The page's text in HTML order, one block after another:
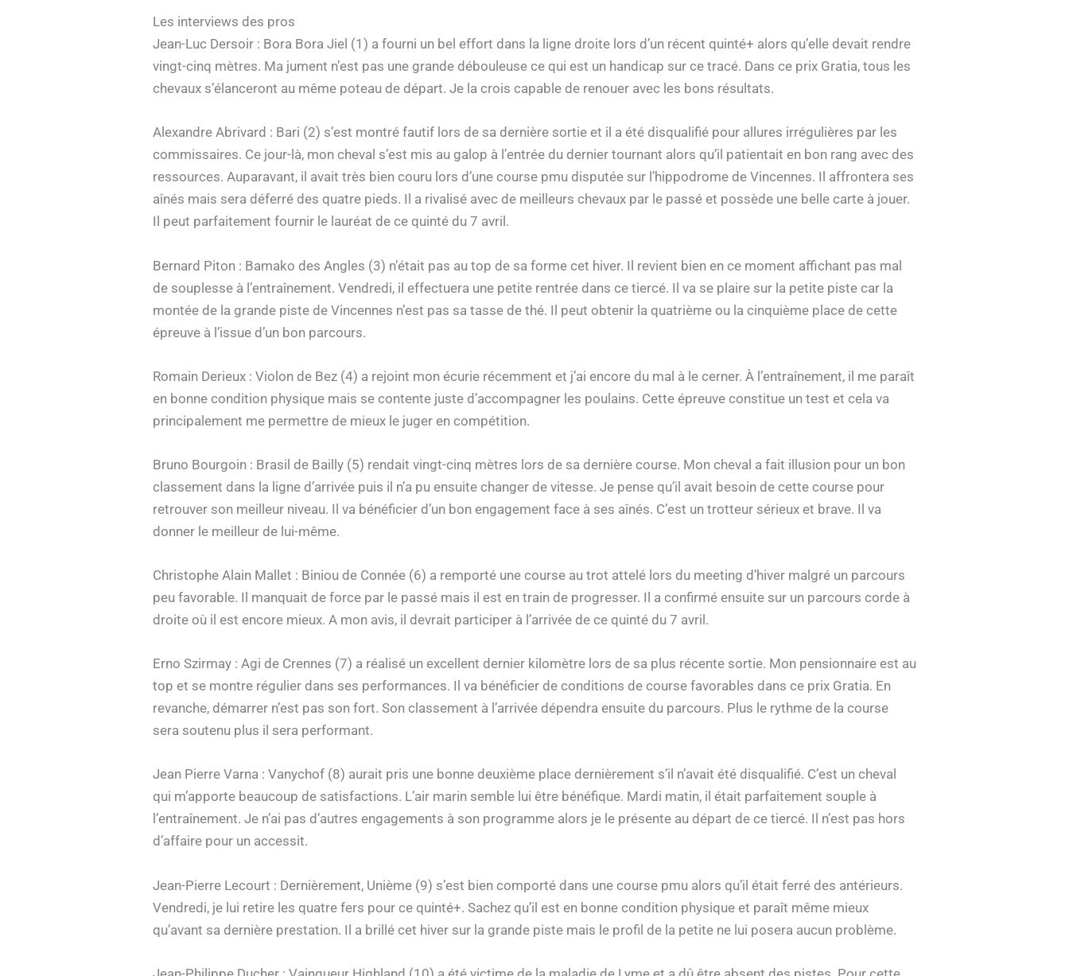
Les interviews des pros
Jean-Luc Dersoir : Bora Bora Jiel (1) a fourni un bel effort dans la ligne droite lors d’un récent quinté+ alors qu’elle devait rendre
vingt-cinq mètres. Ma jument n’est pas une grande débouleuse ce qui est un handicap sur ce tracé. Dans ce prix Gratia, tous les
chevaux s’élanceront au même poteau de départ. Je la crois capable de renouer avec les bons résultats.
Alexandre Abrivard : Bari (2) s’est montré fautif lors de sa dernière sortie et il a été disqualifié pour allures irrégulières par les
commissaires. Ce jour-là, mon cheval s’est mis au galop à l’entrée du dernier tournant alors qu’il patientait en bon rang avec des
ressources. Auparavant, il avait très bien couru lors d’une course pmu disputée sur l’hippodrome de Vincennes. Il affrontera ses
aînés mais sera déferré des quatre pieds. Il a rivalisé avec de meilleurs chevaux par le passé et possède une belle carte à jouer.
Il peut parfaitement fournir le lauréat de ce quinté du 7 avril.
Bernard Piton : Bamako des Angles (3) n’était pas au top de sa forme cet hiver. Il revient bien en ce moment affichant pas mal
de souplesse à l’entraînement. Vendredi, il effectuera une petite rentrée dans ce tiercé. Il va se plaire sur la petite piste car la
montée de la grande piste de Vincennes n’est pas sa tasse de thé. Il peut obtenir la quatrième ou la cinquième place de cette
épreuve à l’issue d’un bon parcours.
Romain Derieux : Violon de Bez (4) a rejoint mon écurie récemment et j’ai encore du mal à le cerner. À l’entraînement, il me paraît
en bonne condition physique mais se contente juste d’accompagner les poulains. Cette épreuve constitue un test et cela va
principalement me permettre de mieux le juger en compétition.
Bruno Bourgoin : Brasil de Bailly (5) rendait vingt-cinq mètres lors de sa dernière course. Mon cheval a fait illusion pour un bon
classement dans la ligne d’arrivée puis il n’a pu ensuite changer de vitesse. Je pense qu’il avait besoin de cette course pour
retrouver son meilleur niveau. Il va bénéficier d’un bon engagement face à ses aînés. C’est un trotteur sérieux et brave. Il va
donner le meilleur de lui-même.
Christophe Alain Mallet : Biniou de Connée (6) a remporté une course au trot attelé lors du meeting d’hiver malgré un parcours
peu favorable. Il manquait de force par le passé mais il est en train de progresser. Il a confirmé ensuite sur un parcours corde à
droite où il est encore mieux. A mon avis, il devrait participer à l’arrivée de ce quinté du 7 avril.
Erno Szirmay : Agi de Crennes (7) a réalisé un excellent dernier kilomètre lors de sa plus récente sortie. Mon pensionnaire est au
top et se montre régulier dans ses performances. Il va bénéficier de conditions de course favorables dans ce prix Gratia. En
revanche, démarrer n’est pas son fort. Son classement à l’arrivée dépendra ensuite du parcours. Plus le rythme de la course
sera soutenu plus il sera performant.
Jean Pierre Varna : Vanychof (8) aurait pris une bonne deuxième place dernièrement s’il n’avait été disqualifié. C’est un cheval
qui m’apporte beaucoup de satisfactions. L’air marin semble lui être bénéfique. Mardi matin, il était parfaitement souple à
l’entraînement. Je n’ai pas d’autres engagements à son programme alors je le présente au départ de ce tiercé. Il n’est pas hors
d’affaire pour un accessit.
Jean-Pierre Lecourt : Dernièrement, Unième (9) s’est bien comporté dans une course pmu alors qu’il était ferré des antérieurs.
Vendredi, je lui retire les quatre fers pour ce quinté+. Sachez qu’il est en bonne condition physique et paraît même mieux
qu’avant sa dernière prestation. Il a brillé cet hiver sur la grande piste mais le profil de la petite ne lui posera aucun problème.